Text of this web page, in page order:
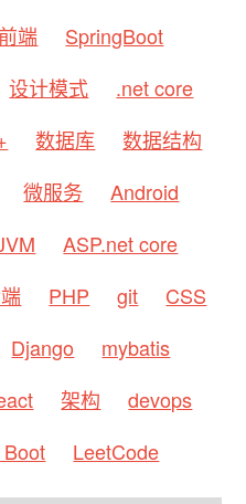
前端
SpringBoot
设计模式
.net core
数据库
数据结构
微服务
Android
ASP.net core
PHP git
CSS
Django
mybatis
架构
devops
LeetCode